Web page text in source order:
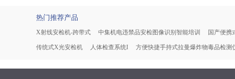
热门推荐产品
X射线安检机-跨带式 中集机电违禁品安检图像识别智能培训 国产便携
传统式X光安检机 人体检查系统I 方便快捷手持式拉曼爆炸物毒品检测